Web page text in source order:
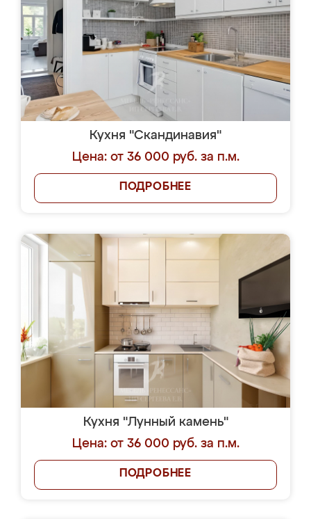
Кухня "Скандинавия"
Цена: от 36 000 руб. за п.м.
ПОДРОБНЕЕ
Кухня "Лунный камень"
Цена: от 36 000 руб. за п.м.
ПОДРОБНЕЕ